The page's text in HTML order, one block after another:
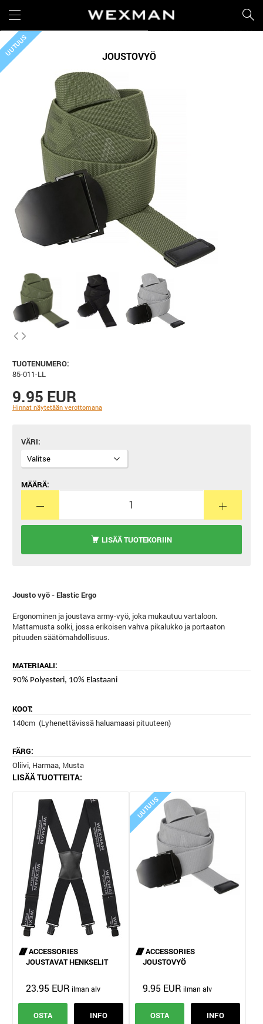
JOUSTOVYÖ
UUTUUS
TUOTENUMERO:
85-011-LL
9.95 EUR
Hinnat näytetään verottomana
VÄRI
MÄÄRÄ:
LISÄÄ TUOTEKORIIN
Jousto vyö - Elastic Ergo
Ergonominen ja joustava army-vyö, joka mukautuu vartaloon.
Mattamusta solki, jossa erikoisen vahva pikalukko ja portaaton
pituuden säätömahdollisuus.
MATERIAALI:
90% Polyesteri, 10% Elastaani
KOOT:
140cm (Lyhenettävissä haluamaasi pituuteen)
FÄRG:
Oliivi, Harmaa, Musta
LISÄÄ TUOTTEITA:
ACCESSORIES
JOUSTAVAT HENKSELIT
23.95 EUR
OSTA INFO
UUTUUS
ACCESSORIES
JOUSTOVYÖ
9.95 EUR
OSTA INFO